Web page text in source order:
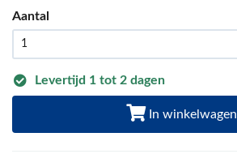
Aantal
Levertijd 1 tot 2 dagen
In winkelwagen